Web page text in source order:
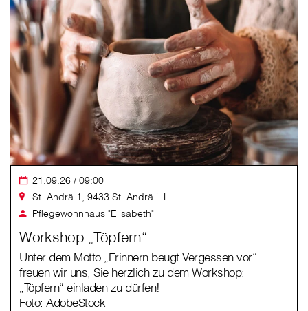
21.09.26 / 09:00
St. Andrä 1, 9433 St. Andrä i. L.
Pflegewohnhaus "Elisabeth"
Workshop „Töpfern“
Unter dem Motto „Erinnern beugt Vergessen vor“
freuen wir uns, Sie herzlich zu dem Workshop:
„Töpfern“ einladen zu dürfen!
Foto: AdobeStock